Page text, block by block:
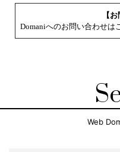
【
Domaniへのお問い合わせは
Web